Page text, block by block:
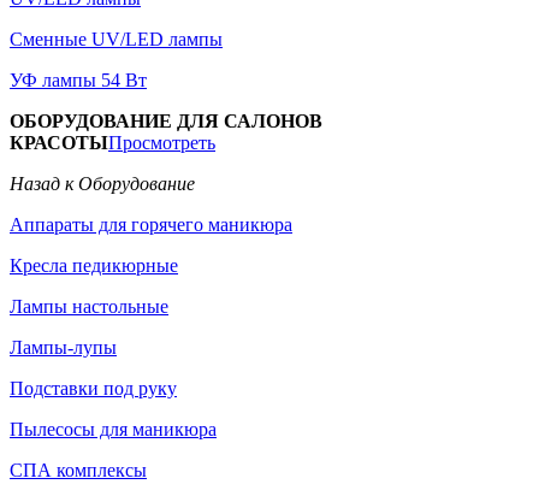
Сменные UV/LED лампы
УФ лампы 54 Вт
ОБОРУДОВАНИЕ ДЛЯ САЛОНОВ
КРАСОТЫПросмотреть
Назад к Оборудование
Аппараты для горячего маникюра
Кресла педикюрные
Лампы настольные
Лампы-лупы
Подставки под руку
Пылесосы для маникюра
СПА комплексы